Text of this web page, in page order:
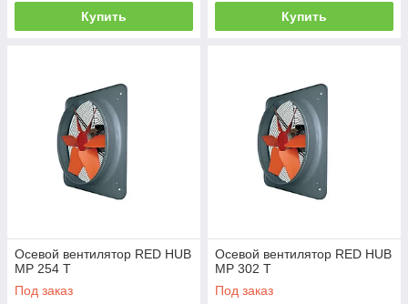
Купить Купить
Осевой вентилятор RED HUB
MP 254 Т
Под заказ
Осевой вентилятор RED HUB
MP 302 Т
Под заказ